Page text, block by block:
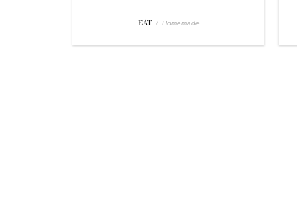
EAT / Homemade